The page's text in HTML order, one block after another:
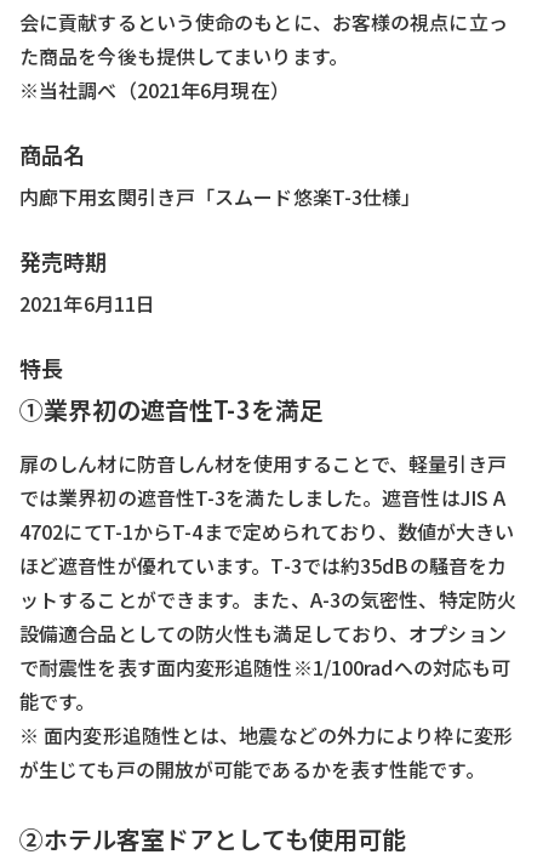
会に貢献するという使命のもとに、お客様の視点に立っ
た商品を今後も提供してまいります。
※当社調べ（2021年6月現在）
商品名
内廊下用玄関引き戸「スムード悠楽T-3仕様」
発売時期
2021年6月11日
特長
①業界初の遮音性T-3を満足
扉のしん材に防音しん材を使用することで、軽量引き戸
では業界初の遮音性T-3を満たしました。遮音性はJIS A
4702にてT-1からT-4まで定められており、数値が大きい
ほど遮音性が優れています。T-3では約35dBの騒音をカ
ットすることができます。また、A-3の気密性、特定防火
設備適合品としての防火性も満足しており、オプション
で耐震性を表す面内変形追随性※1/100radへの対応も可
能です。
※ 面内変形追随性とは、地震などの外力により枠に変形
が生じても戸の開放が可能であるかを表す性能です。
②ホテル客室ドアとしても使用可能